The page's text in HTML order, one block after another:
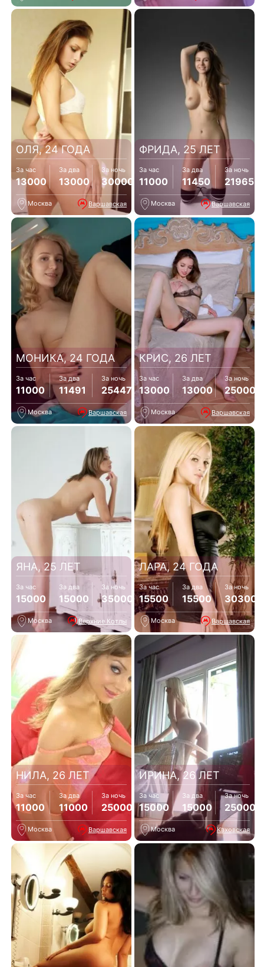
ОЛЯ, 24 ГОДА
За час
13000
За два
13000
За ночь
30000
Москва Варшавская
ФРИДА, 25 ЛЕТ
За час
11000
За два
11450
За ночь
21965
Москва Варшавская
МОНИКА, 24 ГОДА
За час
11000
За два
11491
За ночь
25447
Москва Варшавская
КРИС, 26 ЛЕТ
За час
13000
За два
13000
За ночь
25000
Москва Варшавская
ЯНА, 25 ЛЕТ
За час
15000
За два
15000
За ночь
35000
Москва Верхние Котлы
ЛАРА, 24 ГОДА
За час
15500
За два
15500
За ночь
30300
Москва Варшавская
НИЛА, 26 ЛЕТ
За час
11000
За два
11000
За ночь
25000
Москва Варшавская
ИРИНА, 26 ЛЕТ
За час
15000
За два
15000
За ночь
25000
Москва Каховская